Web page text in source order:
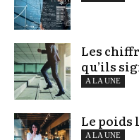
Les
qu’ils
A LA UNE
Le poids
A LA UNE